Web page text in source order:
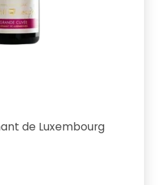
de Luxembourg